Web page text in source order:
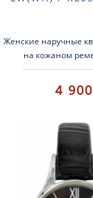
Женские наручные
на кожаном
механизма:
4